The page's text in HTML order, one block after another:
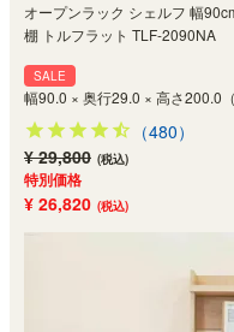
オープンラック シェルフ 幅
棚 トルフラット TLF-2090NA
SALE
幅90.0 × 奥行29.0 × 高さ200.0（
（480）
¥ 29,800 (税込)
特別価格
¥ 26,820 (税込)